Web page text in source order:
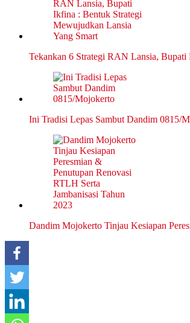
Tekankan 6 Strategi RAN Lansia,
Ini Tradisi Lepas Sambut Dandim 0815/
Dandim Mojokerto Tinjau Kesiapan